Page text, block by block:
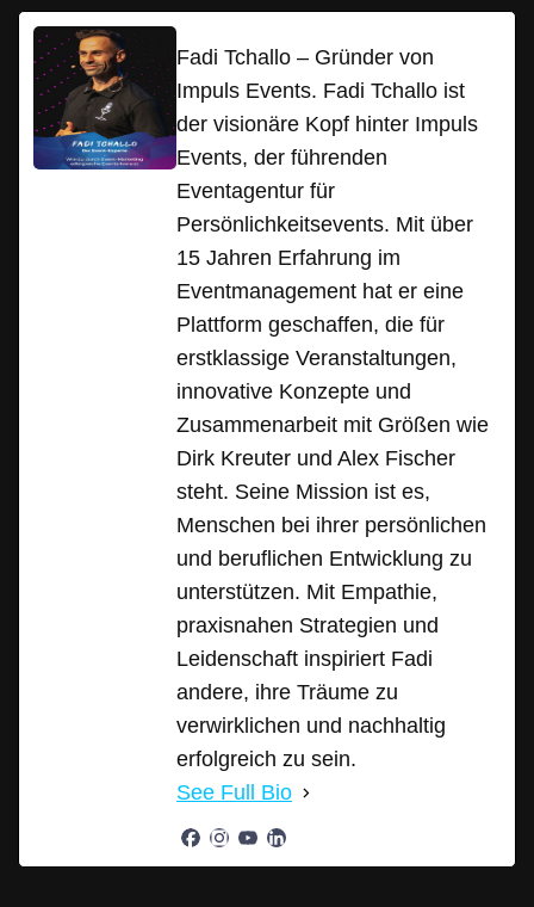
Fadi Tchallo – Gründer von
Impuls Events. Fadi Tchallo ist
der visionäre Kopf hinter Impuls
Events, der führenden
Eventagentur für
Persönlichkeitsevents. Mit über
15 Jahren Erfahrung im
Eventmanagement hat er eine
Plattform geschaffen, die für
erstklassige Veranstaltungen,
innovative Konzepte und
Zusammenarbeit mit Größen wie
Dirk Kreuter und Alex Fischer
steht. Seine Mission ist es,
Menschen bei ihrer persönlichen
und beruflichen Entwicklung zu
unterstützen. Mit Empathie,
praxisnahen Strategien und
Leidenschaft inspiriert Fadi
andere, ihre Träume zu
verwirklichen und nachhaltig
erfolgreich zu sein.
See Full Bio